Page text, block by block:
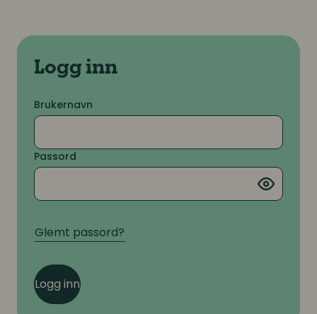
Logg inn
Brukernavn
Passord
Glemt passord?
Logg inn